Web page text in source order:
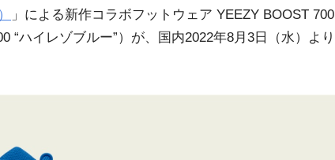
」による新作コラボフットウェア YEEZY BOOST 700
“ハイレゾブルー”）が、国内2022年8月3日（水）より